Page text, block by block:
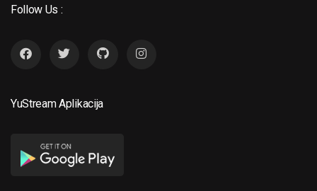
Follow Us :
YuStream Aplikacija